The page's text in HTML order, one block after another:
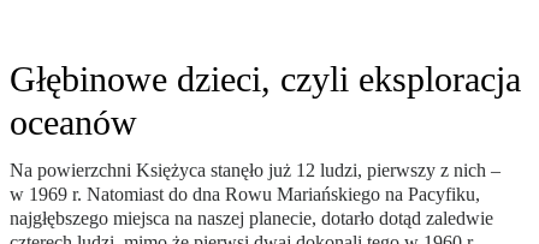
Głębinowe dzieci, czyli eksploracja
oceanów
Na powierzchni Księżyca stanęło już 12 ludzi, pierwszy z nich –
w 1969 r. Natomiast do dna Rowu Mariańskiego na Pacyfiku,
najgłębszego miejsca na naszej planecie, dotarło dotąd zaledwie